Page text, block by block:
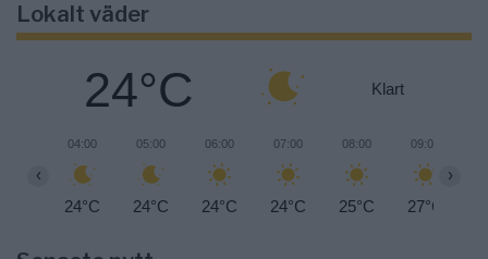
Lokalt väder
24°C Klart
04:00
24°C
05:00
24°C
06:00
24°C
07:00
24°C
08:00
25°C
09:00
27°C
‹ ›